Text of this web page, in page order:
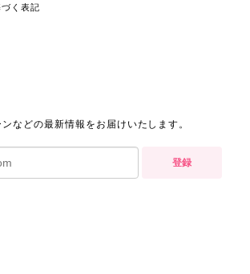
く表記
などの最新情報をお届けいたします。
登録